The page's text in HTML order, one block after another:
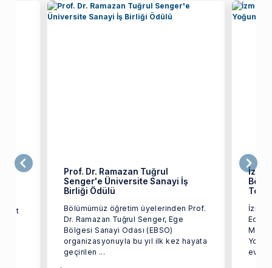
Prof. Dr. Ramazan Tuğrul
Senger'e Üniversite Sanayi İş
Birliği Ödülü
Bölümümüz öğretim üyelerinden Prof.
Dr. Ramazan Tuğrul Senger, Ege
Bölgesi Sanayi Odası (EBSO)
organizasyonuyla bu yıl ilk kez hayata
geçirilen ...
İzmir
İzmir
ev